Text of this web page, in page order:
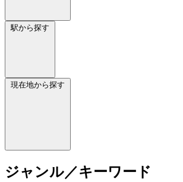
駅から探す
現在地から探す
ジャンル／キーワード